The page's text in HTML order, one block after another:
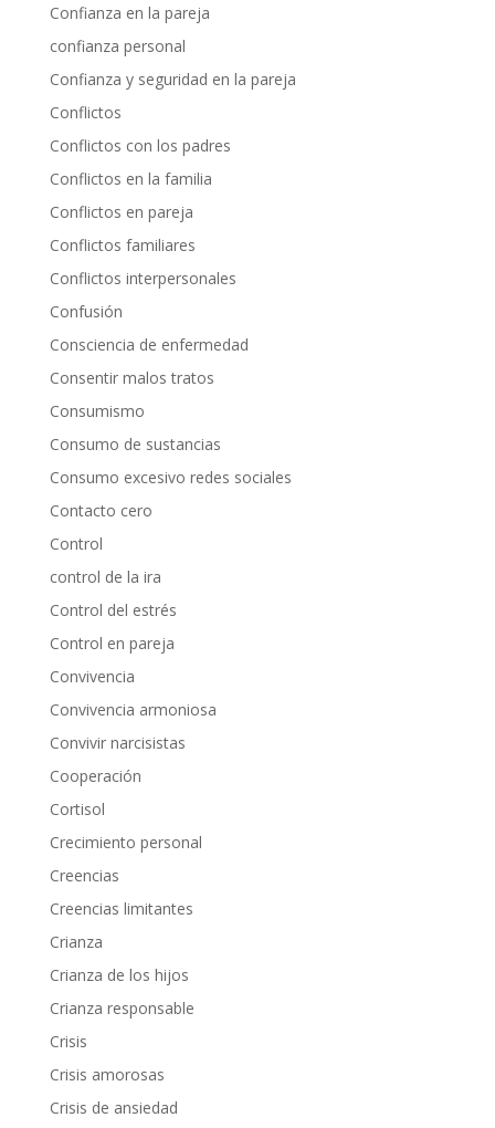
Confianza en la pareja
confianza personal
Confianza y seguridad en la pareja
Conflictos
Conflictos con los padres
Conflictos en la familia
Conflictos en pareja
Conflictos familiares
Conflictos interpersonales
Confusión
Consciencia de enfermedad
Consentir malos tratos
Consumismo
Consumo de sustancias
Consumo excesivo redes sociales
Contacto cero
Control
control de la ira
Control del estrés
Control en pareja
Convivencia
Convivencia armoniosa
Convivir narcisistas
Cooperación
Cortisol
Crecimiento personal
Creencias
Creencias limitantes
Crianza
Crianza de los hijos
Crianza responsable
Crisis
Crisis amorosas
Crisis de ansiedad